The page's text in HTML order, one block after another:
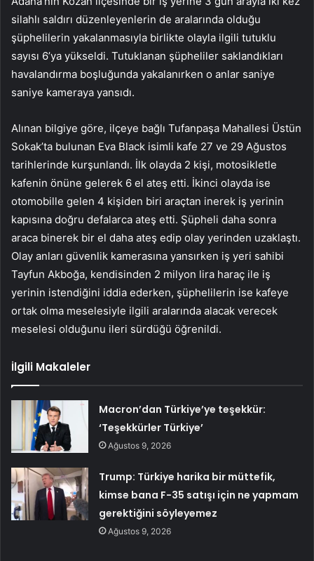
silahlı saldırı düzenleyenlerin de aralarında olduğu
şüphelilerin yakalanmasıyla birlikte olayla ilgili tutuklu
sayısı 6’ya yükseldi. Tutuklanan şüpheliler saklandıkları
havalandırma boşluğunda yakalanırken o anlar saniye
saniye kameraya yansıdı.
Alınan bilgiye göre, ilçeye bağlı Tufanpaşa Mahallesi Üstün
Sokak’ta bulunan Eva Black isimli kafe 27 ve 29 Ağustos
tarihlerinde kurşunlandı. İlk olayda 2 kişi, motosikletle
kafenin önüne gelerek 6 el ateş etti. İkinci olayda ise
otomobille gelen 4 kişiden biri araçtan inerek iş yerinin
kapısına doğru defalarca ateş etti. Şüpheli daha sonra
araca binerek bir el daha ateş edip olay yerinden uzaklaştı.
Olay anları güvenlik kamerasına yansırken iş yeri sahibi
Tayfun Akboğa, kendisinden 2 milyon lira haraç ile iş
yerinin istendiğini iddia ederken, şüphelilerin ise kafeye
ortak olma meselesiyle ilgili aralarında alacak verecek
meselesi olduğunu ileri sürdüğü öğrenildi.
İlgili Makaleler
Macron’dan Türkiye’ye teşekkür:
‘Teşekkürler Türkiye’
Ağustos 9, 2026
Trump: Türkiye harika bir müttefik,
kimse bana F-35 satışı için ne yapmam
gerektiğini söyleyemez
Ağustos 9, 2026